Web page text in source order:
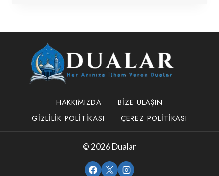
HAKKIMIZDA
BIZE ULAŞIN
GIZLILIK POLITIKASI
ÇEREZ POLITIKASI
© 2026 Dualar